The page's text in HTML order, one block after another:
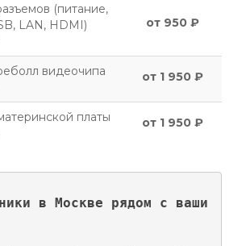
(питание,
LAN, HDMI)
от 950 ₽
видеочипа
от 1 950 ₽
платы
от 1 950 ₽
в Москве рядом с ваши